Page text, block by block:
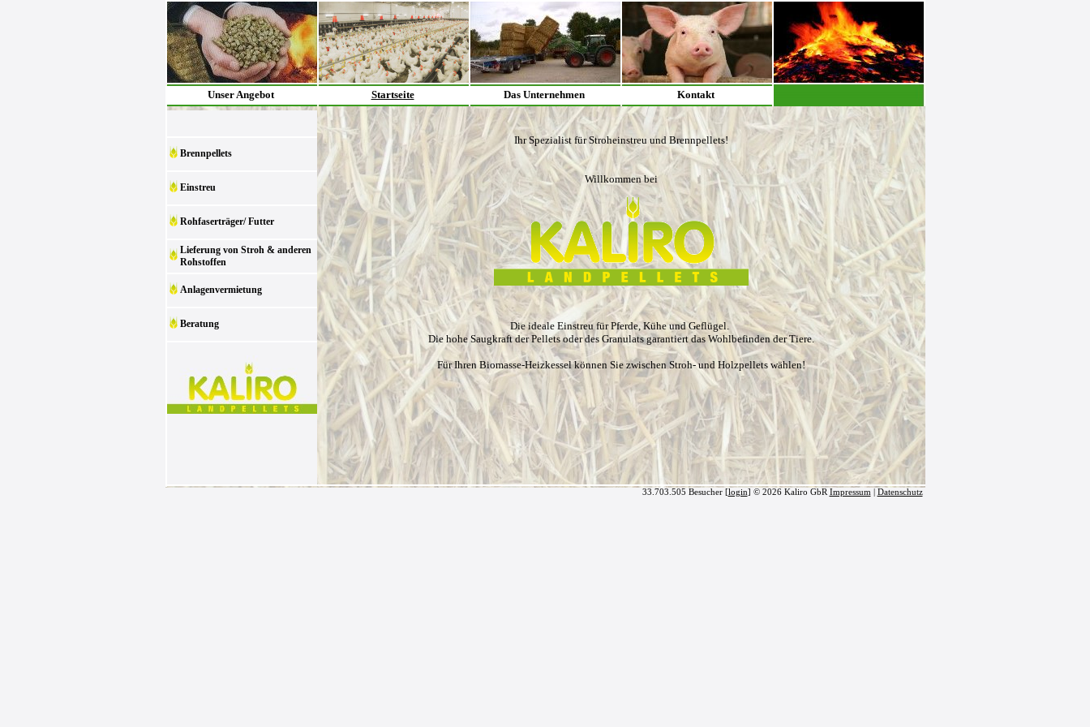
Unser Angebot Startseite Das Unternehmen Kontakt
Brennpellets
Einstreu
Rohfaserträger/ Futter
Lieferung von Stroh & anderen
Rohstoffen
Anlagenvermietung
Beratung
Ihr Spezialist für Stroheinstreu und Brennpellets!
Willkommen bei
Die ideale Einstreu für Pferde, Kühe und Geflügel.
Die hohe Saugkraft der Pellets oder des Granulats garantiert das Wohlbefinden der Tiere.
Für Ihren Biomasse-Heizkessel können Sie zwischen Stroh- und Holzpellets wählen!
33.703.505 Besucher [login] © 2026 Kaliro GbR Impressum Datenschutz